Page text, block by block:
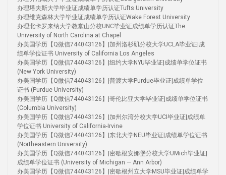
办理塔夫斯大学毕业证成绩单学历认证Tufts University
办理维克森林大学毕业证成绩单学历认证Wake Forest University
办理北卡罗来纳大学教堂山分校UNC毕业证成绩单学历认证The
University of North Carolina at Chapel
办美国学历【Q微信744043126】|加州洛杉矶分校大学UCLA毕业证|成
绩单学位证书 University of California Los Angeles
办美国学历【Q微信744043126】|纽约大学NYU毕业证|成绩单学位证书
(New York University)
办美国学历【Q微信744043126】|普渡大学Purdue毕业证|成绩单学位
证书 (Purdue University)
办美国学历【Q微信744043126】|哥伦比亚大学毕业证|成绩单学位证书
(Columbia University)
办美国学历【Q微信744043126】|加州尔湾分校大学UCI毕业证|成绩单
学位证书 University of California-Irvine
办美国学历【Q微信744043126】|东北大学NEU毕业证|成绩单学位证书
(Northeastern University)
办美国学历【Q微信744043126】|密歇根安娜堡分校大学UMich毕业证|
成绩单学位证书 (University of Michigan — Ann Arbor)
办美国学历【Q微信744043126】|密歇根州立大学MSU毕业证|成绩单学